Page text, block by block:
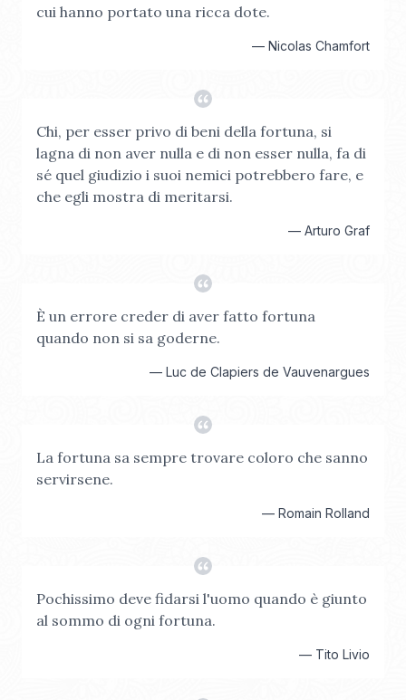
cui hanno portato una ricca dote.
— Nicolas Chamfort
Chi, per esser privo di beni della fortuna, si
lagna di non aver nulla e di non esser nulla, fa di
sé quel giudizio i suoi nemici potrebbero fare, e
che egli mostra di meritarsi.
— Arturo Graf
È un errore creder di aver fatto fortuna
quando non si sa goderne.
— Luc de Clapiers de Vauvenargues
La fortuna sa sempre trovare coloro che sanno
servirsene.
— Romain Rolland
Pochissimo deve fidarsi l'uomo quando è giunto
al sommo di ogni fortuna.
— Tito Livio